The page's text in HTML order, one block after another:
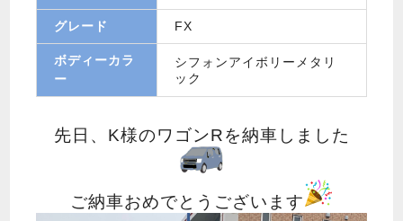
グレード FX
ボディーカラ
ー
シフォンアイボリーメタリ
ック
先日、K様のワゴンRを納車しました
ご納車おめでとうございます